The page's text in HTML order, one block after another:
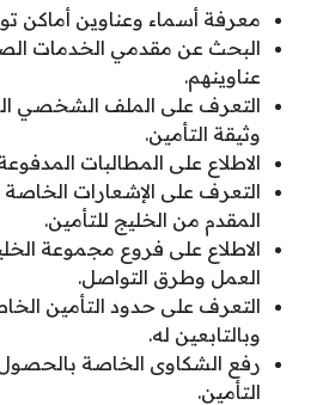
معرفة أسماء وعناوين أماكن
البحث عن مقدمي الخدمات
عناوينهم.
التعرف على الملف الشخصي
وثيقة التأمين.
الاطلاع على المطالبات
التعرف على الإشعارات الخاصة
المقدم من الخليج للتأمين.
الاطلاع على فروع مجموعة
العمل وطرق التواصل.
التعرف على حدود التأمين
وبالتابعين له.
رفع الشكاوى الخاصة
التأمين.